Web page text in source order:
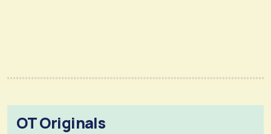
OT Originals